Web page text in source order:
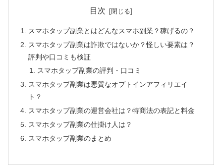
目次
スマホタップ副業とはどんなスマホ副業？稼げるの？
スマホタップ副業は詐欺ではないか？怪しい要素は？
評判や口コミも検証
スマホタップ副業の評判・口コミ
スマホタップ副業は悪質なオプトインアフィリエイ
ト？
スマホタップ副業の運営会社は？特商法の表記と料金
スマホタップ副業の仕掛け人は？
スマホタップ副業のまとめ